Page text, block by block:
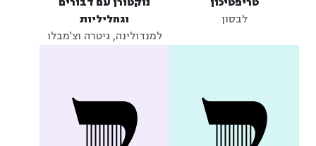
לבסון
וגחליליות
למנדולינה, גיטרה וצ'מבלו